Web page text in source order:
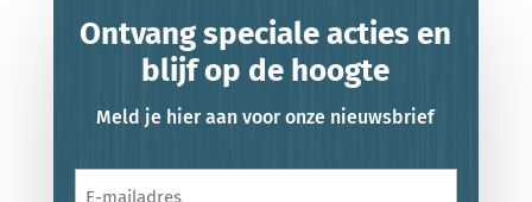
Ontvang speciale acties en
blijf op de hoogte
Meld je hier aan voor onze nieuwsbrief